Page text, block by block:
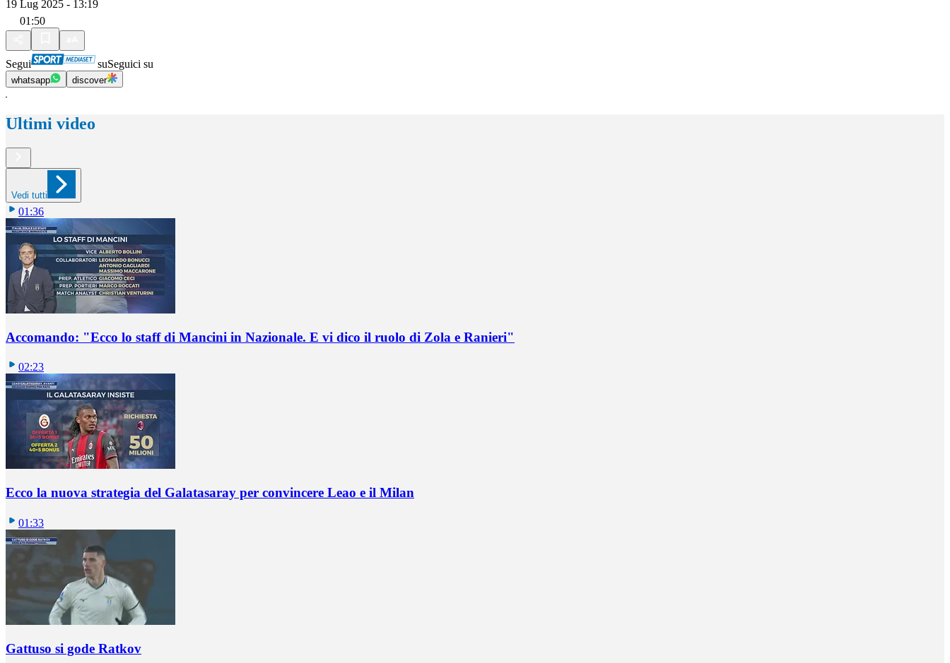
19 Lug 2025 - 13:19
01:50
Segui suSeguici su
whatsapp discover
Ultimi video
Vedi tutti
01:36
Accomando: "Ecco lo staff di Mancini in Nazionale. E vi dico il ruolo di Zola e Ranieri"
02:23
Ecco la nuova strategia del Galatasaray per convincere Leao e il Milan
01:33
Gattuso si gode Ratkov